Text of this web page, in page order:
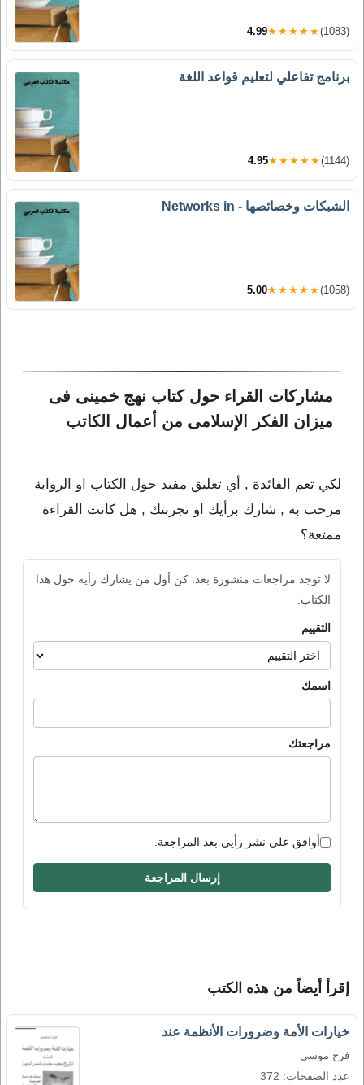
4.99★★★★★(1083)
برنامج تفاعلي لتعليم قواعد اللغة
4.95★★★★★(1144)
الشبكات وخصائصها - Networks in
5.00★★★★★(1058)
مشاركات القراء حول كتاب نهج خمينى فى
ميزان الفكر الإسلامى من أعمال الكاتب
لكي تعم الفائدة , أي تعليق مفيد حول الكتاب او الرواية
مرحب به , شارك برأيك او تجربتك , هل كانت القراءة
ممتعة؟
لا توجد مراجعات منشورة بعد. كن أول من يشارك رأيه حول هذا
الكتاب.
التقييم
اسمك
مراجعتك
أوافق على نشر رأيي بعد المراجعة.
إرسال المراجعة
إقرأ أيضاً من هذه الكتب
خيارات الأمة وضرورات الأنظمة عند
فرح موسى
عدد الصفحات: 372